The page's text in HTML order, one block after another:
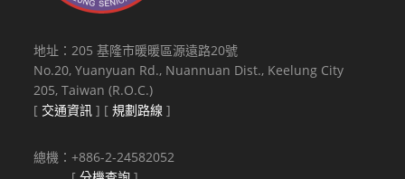
地址：205 基隆市暖暖區源遠路20號
No.20, Yuanyuan Rd., Nuannuan Dist., Keelung City
205, Taiwan (R.O.C.)
[ 交通資訊 ] [規劃路線 ]
總機：+886-2-24582052